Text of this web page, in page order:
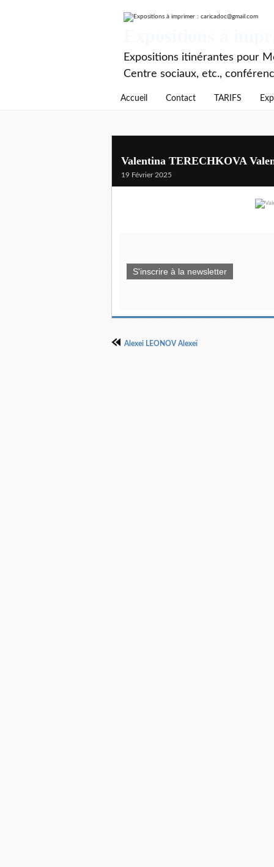
Expositions itinérantes pour
Centre sociaux, etc.,
Accueil Contact TARIFS
Valentina TERECHKOVA
19 Février 2025
S'inscrire à la newsletter
Alexei LEONOV Alexeï